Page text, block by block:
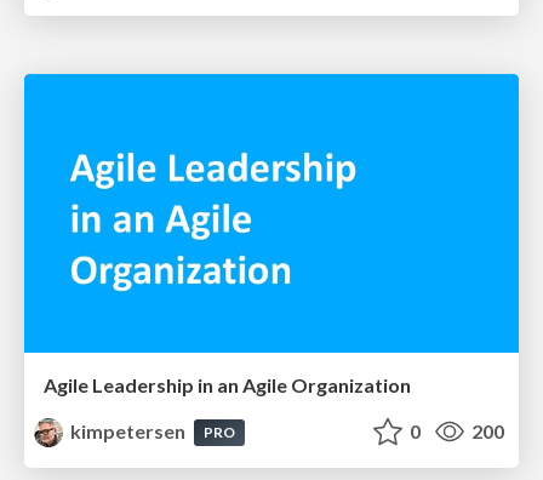
Agile Leadership in an Agile Organization
kimpetersen
PRO 0 200